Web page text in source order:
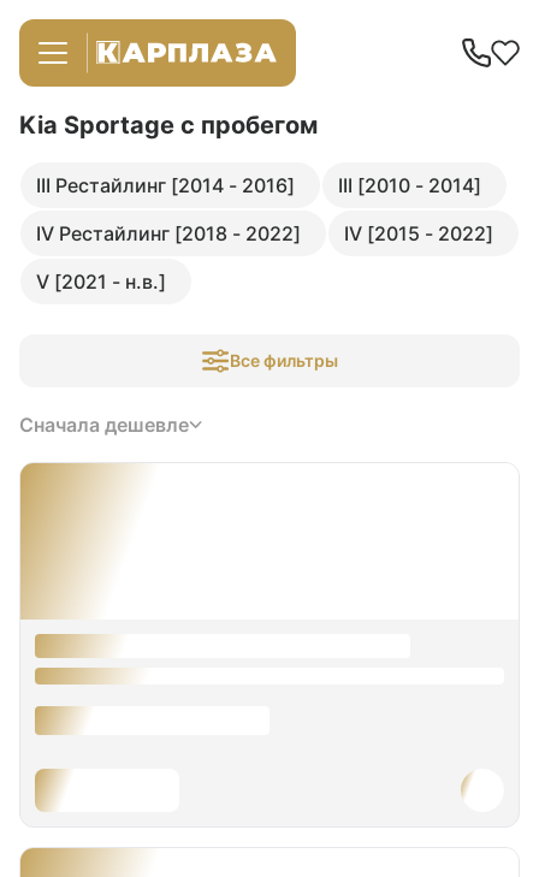
Kia Sportage с пробегом
III Рестайлинг [2014 - 2016]
III [2010 - 2014]
IV Рестайлинг [2018 - 2022]
IV [2015 - 2022]
V [2021 - н.в.]
Все фильтры
Сначала дешевле